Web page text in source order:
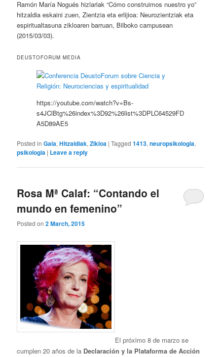
Ramón María Nogués hizlariak “Cómo construimos nuestro yo”
hitzaldia eskaini zuen, Zientzia eta erlijioa: Neurozientziak eta
espiritualtasuna zikloaren barruan, Bilboko campusean
(2015/03/03).
DEUSTOFORUM MEDIA
https://youtube.com/watch?v=Bs-
s4JClBtg%26index%3D92%26list%3DPLC64529FD
A5D89AE5
Posted in Gaia,Hitzaldiak,Zikloa |Tagged 1413,neuropsikologia,
psikologia | Leave a reply
Rosa Mª Calaf: “Contando el
mundo en femenino”
Posted on2 March, 2015
El próximo 8 de marzo se
cumplen 20 años de la Declaración y la Plataforma de Acción